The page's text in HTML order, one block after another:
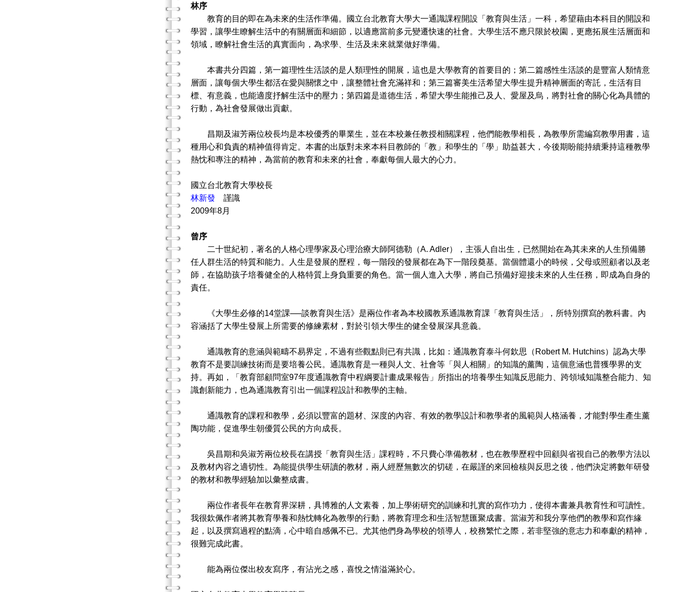
林序
教育的目的即在為未來的生活作準備。國立台北教育大學大一通識課程開設「教育與生活」一科，希望藉由本科目的開設和
學習，讓學生瞭解生活中的有關層面和細節，以適應當前多元變遷快速的社會。大學生活不應只限於校園，更應拓展生活層面和
領域，瞭解社會生活的真實面向，為求學、生活及未來就業做好準備。
本書共分四篇，第一篇理性生活談的是人類理性的開展，這也是大學教育的首要目的；第二篇感性生活談的是豐富人類情意
層面，讓每個大學生都活在愛與關懷之中，讓整體社會充滿祥和；第三篇審美生活希望大學生提升精神層面的寄託，生活有目
標、有意義，也能適度抒解生活中的壓力；第四篇是道德生活，希望大學生能推己及人、愛屋及烏，將對社會的關心化為具體的
行動，為社會發展做出貢獻。
昌期及淑芳兩位校長均是本校優秀的畢業生，並在本校兼任教授相關課程，他們能教學相長，為教學所需編寫教學用書，這
種用心和負責的精神值得肯定。本書的出版對未來本科目教師的「教」和學生的「學」助益甚大，今後期盼能持續秉持這種教學
熱忱和專注的精神，為當前的教育和未來的社會，奉獻每個人最大的心力。
國立台北教育大學校長
林新發
謹識
2009年8月
曾序
二十世紀初，著名的人格心理學家及心理治療大師阿德勒（A. Adler），主張人自出生，已然開始在為其未來的人生預備勝
任人群生活的特質和能力。人生是發展的歷程，每一階段的發展都在為下一階段奠基。當個體還小的時候，父母或照顧者以及老
師，在協助孩子培養健全的人格特質上身負重要的角色。當一個人進入大學，將自己預備好迎接未來的人生任務，即成為自身的
責任。
《大學生必修的14堂課──談教育與生活》是兩位作者為本校國教系通識教育課「教育與生活」，所特別撰寫的教科書。內
容涵括了大學生發展上所需要的修練素材，對於引領大學生的健全發展深具意義。
通識教育的意涵與範疇不易界定，不過有些觀點則已有共識，比如：通識教育泰斗何欽思（Robert M. Hutchins）認為大學
教育不是要訓練技術而是要培養公民。通識教育是一種與人文、社會等「與人相關」的知識的薰陶，這個意涵也普獲學界的支
持。再如，「教育部顧問室97年度通識教育中程綱要計畫成果報告」所指出的培養學生知識反思能力、跨領域知識整合能力、知
識創新能力，也為通識教育引出一個課程設計和教學的主軸。
通識教育的課程和教學，必須以豐富的題材、深度的內容、有效的教學設計和教學者的風範與人格涵養，才能對學生產生薰
陶功能，促進學生朝優質公民的方向成長。
吳昌期和吳淑芳兩位校長在講授「教育與生活」課程時，不只費心準備教材，也在教學歷程中回顧與省視自己的教學方法以
及教材內容之適切性。為能提供學生研讀的教材，兩人經歷無數次的切磋，在嚴謹的來回檢核與反思之後，他們決定將數年研發
的教材和教學經驗加以彙整成書。
兩位作者長年在教育界深耕，具博雅的人文素養，加上學術研究的訓練和扎實的寫作功力，使得本書兼具教育性和可讀性。
我很欽佩作者將其教育學養和熱忱轉化為教學的行動，將教育理念和生活智慧匯聚成書。當淑芳和我分享他們的教學和寫作緣
起，以及撰寫過程的點滴，心中暗自感佩不已。尤其他們身為學校的領導人，校務繁忙之際，若非堅強的意志力和奉獻的精神，
很難完成此書。
能為兩位傑出校友寫序，有沾光之感，喜悅之情溢滿於心。